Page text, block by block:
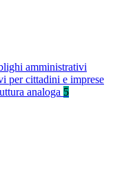
amministrativi
per cittadini e imprese
analoga 5